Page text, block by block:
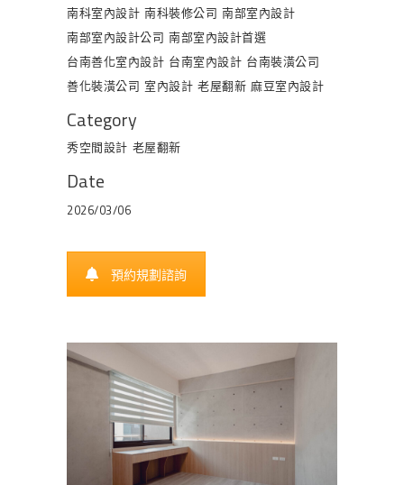
南科室內設計 南科裝修公司 南部室內設計
南部室內設計公司 南部室內設計首選
台南善化室內設計 台南室內設計 台南裝潢公司
善化裝潢公司 室內設計 老屋翻新 麻豆室內設計
Category
秀空間設計 老屋翻新
Date
2026/03/06
預約規劃諮詢